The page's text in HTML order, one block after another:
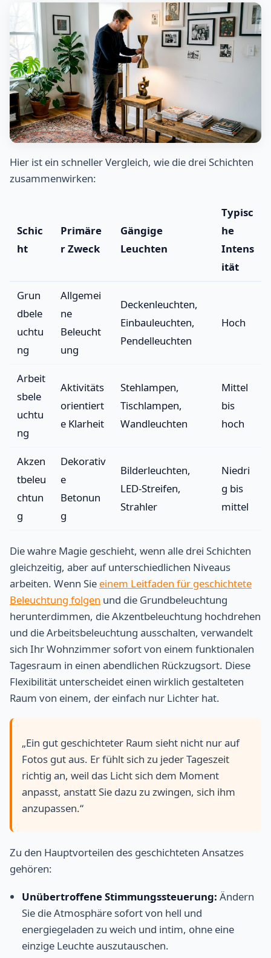
Hier ist ein schneller Vergleich, wie die drei Schichten
zusammenwirken:
Schic
ht
Primäre
r Zweck
Gängige
Leuchten
Typisc
he
Intens
ität
Grun
dbele
uchtu
ng
Allgemei
ne
Beleucht
ung
Deckenleuchten,
Einbauleuchten,
Pendelleuchten
Hoch
Arbeit
sbele
uchtu
ng
Aktivitäts
orientiert
e Klarheit
Stehlampen,
Tischlampen,
Wandleuchten
Mittel
bis
hoch
Akzen
tbeleu
chtun
g
Dekorativ
e
Betonun
g
Bilderleuchten,
LED-Streifen,
Strahler
Niedri
g bis
mittel
Die wahre Magie geschieht, wenn alle drei Schichten
gleichzeitig, aber auf unterschiedlichen Niveaus
arbeiten. Wenn Sie einem Leitfaden für geschichtete
Beleuchtung folgen und die Grundbeleuchtung
herunterdimmen, die Akzentbeleuchtung hochdrehen
und die Arbeitsbeleuchtung ausschalten, verwandelt
sich Ihr Wohnzimmer sofort von einem funktionalen
Tagesraum in einen abendlichen Rückzugsort. Diese
Flexibilität unterscheidet einen wirklich gestalteten
Raum von einem, der einfach nur Lichter hat.
„Ein gut geschichteter Raum sieht nicht nur auf
Fotos gut aus. Er fühlt sich zu jeder Tageszeit
richtig an, weil das Licht sich dem Moment
anpasst, anstatt Sie dazu zu zwingen, sich ihm
anzupassen.“
Zu den Hauptvorteilen des geschichteten Ansatzes
gehören:
Unübertroffene Stimmungssteuerung: Ändern
Sie die Atmosphäre sofort von hell und
energiegeladen zu weich und intim, ohne eine
einzige Leuchte auszutauschen.